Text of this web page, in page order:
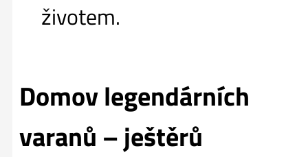
životem.
Domov legendárních
varanů – ještěrů